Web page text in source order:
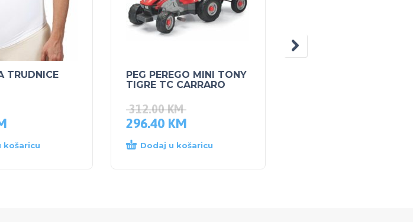
TRUDNICE
košaricu
PEG PEREGO MINI TONY
TIGRE TC CARRARO
312.00KM
296.40 KM
Dodaj u košaricu